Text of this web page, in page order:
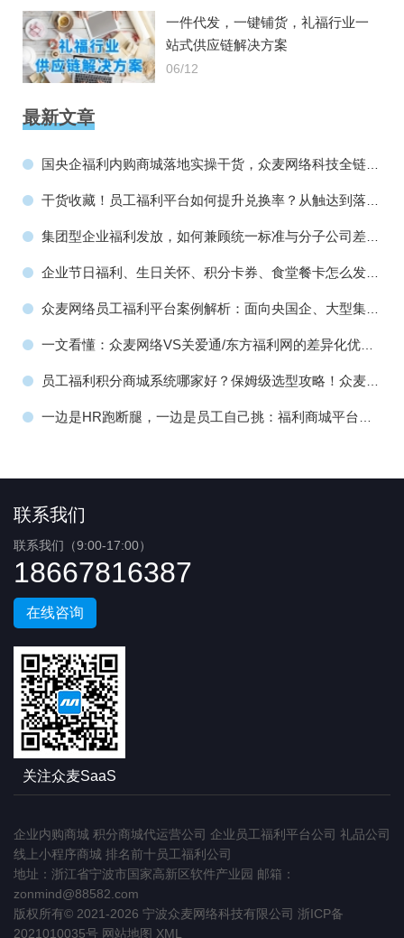
一件代发，一键铺货，礼福行业一
站式供应链解决方案
06/12
最新文章
国央企福利内购商城落地实操干货，众麦网络科技全链路
干货收藏！员工福利平台如何提升兑换率？从触达到落地
集团型企业福利发放，如何兼顾统一标准与分子公司差异
企业节日福利、生日关怀、积分卡券、食堂餐卡怎么发？
众麦网络员工福利平台案例解析：面向央国企、大型集
一文看懂：众麦网络VS关爱通/东方福利网的差异化优
员工福利积分商城系统哪家好？保姆级选型攻略！众麦网
一边是HR跑断腿，一边是员工自己挑：福利商城平台凭
联系我们
联系我们（9:00-17:00）
18667816387
在线咨询
关注众麦SaaS
企业内购商城 积分商城代运营公司 企业员工福利平台公司 礼品公司
线上小程序商城 排名前十员工福利公司
地址：浙江省宁波市国家高新区软件产业园 邮箱：
zonmind@88582.com
版权所有© 2021-2026 宁波众麦网络科技有限公司 浙ICP备
2021010035号 网站地图 XML